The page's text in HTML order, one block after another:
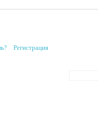
Регистрация